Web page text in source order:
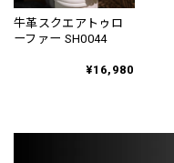
牛革スクエアトゥロ
ーファー SH0044
¥16,980